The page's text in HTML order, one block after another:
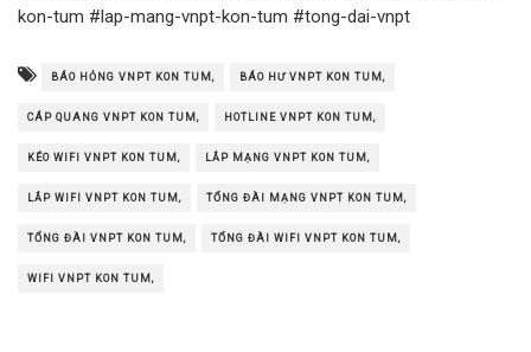
kon-tum #lap-mang-vnpt-kon-tum #tong-dai-vnpt
BÁO HỎNG VNPT KON TUM, BÁO HƯ VNPT KON TUM,
CÁP QUANG VNPT KON TUM, HOTLINE VNPT KON TUM,
KÉO WIFI VNPT KON TUM, LẮP MẠNG VNPT KON TUM,
LẮP WIFI VNPT KON TUM, TỔNG ĐÀI MẠNG VNPT KON TUM,
TỔNG ĐÀI VNPT KON TUM, TỔNG ĐÀI WIFI VNPT KON TUM,
WIFI VNPT KON TUM,